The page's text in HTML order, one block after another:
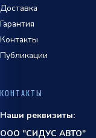
Доставка
Гарантия
Контакты
Публикации
КОНТАКТЫ
Наши реквизиты:
ООО "СИДУС АВТО"